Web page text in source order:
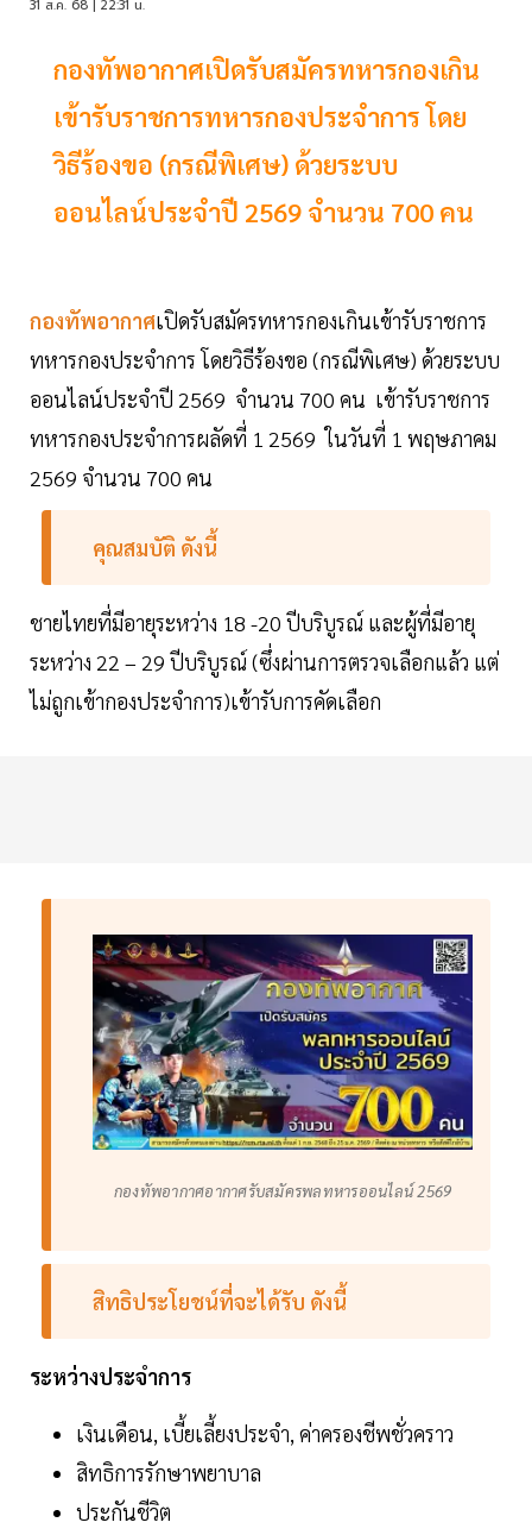
31 ส.ค. 68 | 22:31 น.
กองทัพอากาศเปิดรับสมัครทหารกองเกิน
เข้ารับราชการทหารกองประจำการ โดย
วิธีร้องขอ (กรณีพิเศษ) ด้วยระบบ
ออนไลน์ประจำปี 2569 จำนวน 700 คน
กองทัพอากาศเปิดรับสมัครทหารกองเกินเข้ารับราชการ
ทหารกองประจำการ โดยวิธีร้องขอ (กรณีพิเศษ) ด้วยระบบ
ออนไลน์ประจำปี 2569 จำนวน 700 คน เข้ารับราชการ
ทหารกองประจำการผลัดที่ 1 2569 ในวันที่ 1 พฤษภาคม
2569 จำนวน 700 คน
คุณสมบัติ ดังนี้
ชายไทยที่มีอายุระหว่าง 18 -20 ปีบริบูรณ์ และผู้ที่มีอายุ
ระหว่าง 22 – 29 ปีบริบูรณ์ (ซึ่งผ่านการตรวจเลือกแล้ว แต่
ไม่ถูกเข้ากองประจำการ)เข้ารับการคัดเลือก
กองทัพอากาศอากาศรับสมัครพลทหารออนไลน์ 2569
สิทธิประโยชน์ที่จะได้รับ ดังนี้
ระหว่างประจำการ
เงินเดือน, เบี้ยเลี้ยงประจำ, ค่าครองชีพชั่วคราว
สิทธิการรักษาพยาบาล
ประกันชีวิต